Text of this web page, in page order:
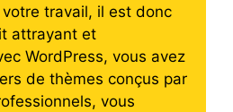
travail, il est donc
attrayant et
WordPress, vous avez
de thèmes conçus par
vous